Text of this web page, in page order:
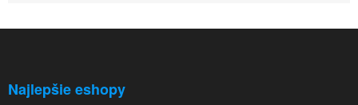
Najlepšie eshopy